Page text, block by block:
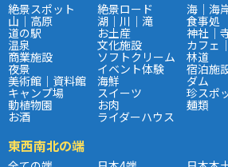
絶景スポット 絶景ロード 海｜海
山｜高原 湖｜川｜滝 食事処
道の駅 お土産 神社｜
温泉 文化施設 カフェ
商業施設 ソフトクリーム 林道
夜景 イベント体験 宿泊施
美術館｜資料館 海鮮 ダム
キャンプ場 スイーツ 珍スポ
動植物園 お肉 麺類
お酒 ライダーハウス
東西南北の端